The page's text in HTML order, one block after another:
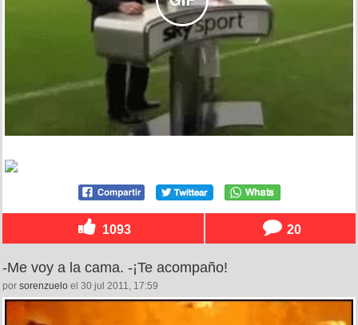
1093 20
-Me voy a la cama. -¡Te acompaño!
por sorenzuelo el 30 jul 2011, 17:59